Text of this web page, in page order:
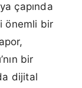
çapında
önemli bir
bir
dijital